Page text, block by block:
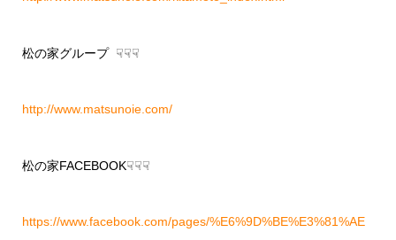
松の家グループ ☟☟☟
http://www.matsunoie.com/
松の家FACEBOOK☟☟☟
https://www.facebook.com/pages/%E6%9D%BE%E3%81%AE